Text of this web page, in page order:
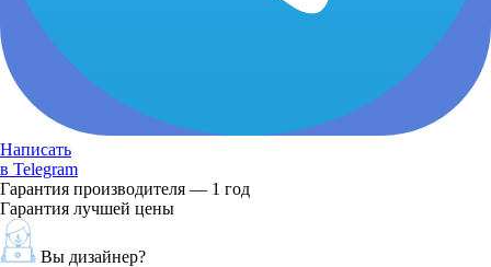
Написать
в Telegram
Гарантия производителя — 1 год
Гарантия лучшей цены
Вы дизайнер?